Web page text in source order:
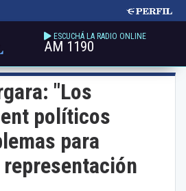
ESCUCHÁ LA RADIO ONLINE
AM 1190
"Los
políticos
para